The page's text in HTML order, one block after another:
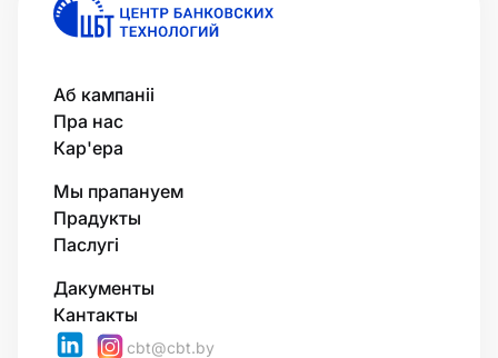
Аб кампаніі
Пра нас
Кар'ера
Мы прапануем
Прадукты
Паслугі
Дакументы
Кантакты
cbt@cbt.by